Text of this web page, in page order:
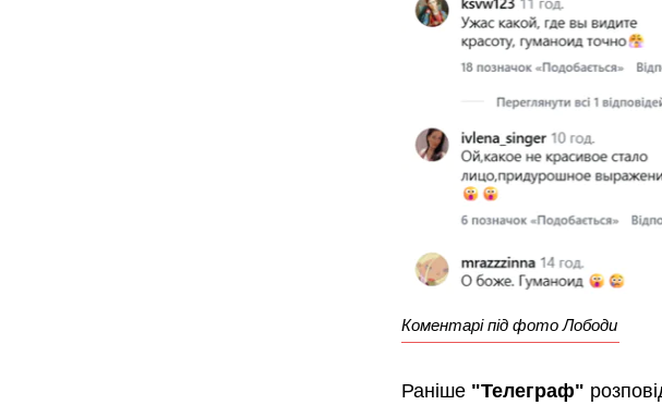
Коментарі під фото Лободи
Раніше "Телеграф"